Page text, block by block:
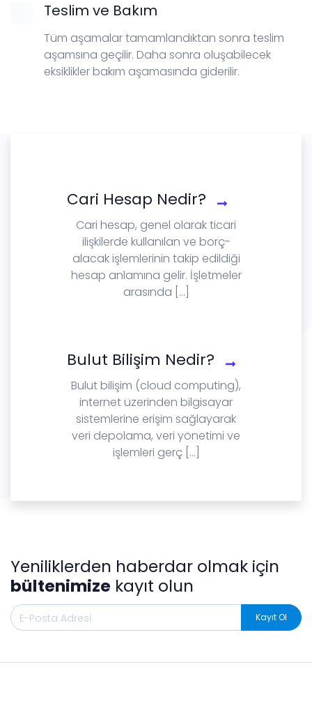
Teslim ve Bakım
Tüm aşamalar tamamlandıktan sonra teslim
aşamsına geçilir. Daha sonra oluşabilecek
eksiklikler bakım aşamasında giderilir.
Cari Hesap Nedir?
Cari hesap, genel olarak ticari
ilişkilerde kullanılan ve borç-
alacak işlemlerinin takip edildiği
hesap anlamına gelir. İşletmeler
arasında [...]
Bulut Bilişim Nedir?
Bulut bilişim (cloud computing),
internet üzerinden bilgisayar
sistemlerine erişim sağlayarak
veri depolama, veri yönetimi ve
işlemleri gerç [...]
Yeniliklerden haberdar olmak için
bültenimize kayıt olun
Kayıt Ol